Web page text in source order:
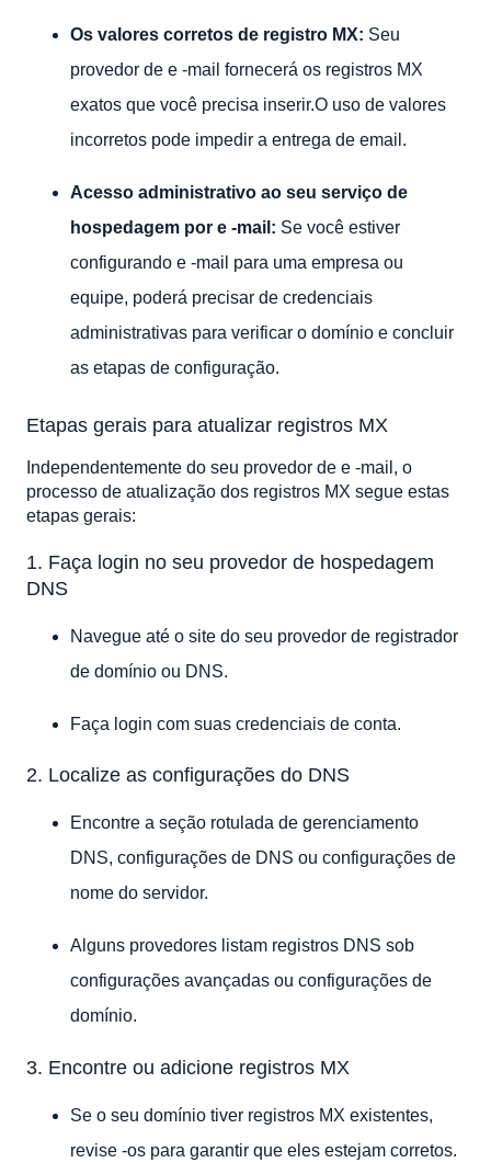
Os valores corretos de registro MX: Seu
provedor de e -mail fornecerá os registros MX
exatos que você precisa inserir.O uso de valores
incorretos pode impedir a entrega de email.
Acesso administrativo ao seu serviço de
hospedagem por e -mail: Se você estiver
configurando e -mail para uma empresa ou
equipe, poderá precisar de credenciais
administrativas para verificar o domínio e concluir
as etapas de configuração.
Etapas gerais para atualizar registros MX
Independentemente do seu provedor de e -mail, o
processo de atualização dos registros MX segue estas
etapas gerais:
1. Faça login no seu provedor de hospedagem
DNS
Navegue até o site do seu provedor de registrador
de domínio ou DNS.
Faça login com suas credenciais de conta.
2. Localize as configurações do DNS
Encontre a seção rotulada de gerenciamento
DNS, configurações de DNS ou configurações de
nome do servidor.
Alguns provedores listam registros DNS sob
configurações avançadas ou configurações de
domínio.
3. Encontre ou adicione registros MX
Se o seu domínio tiver registros MX existentes,
revise -os para garantir que eles estejam corretos.